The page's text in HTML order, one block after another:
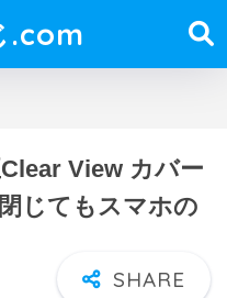
.com
View カバー
じてもスマホの